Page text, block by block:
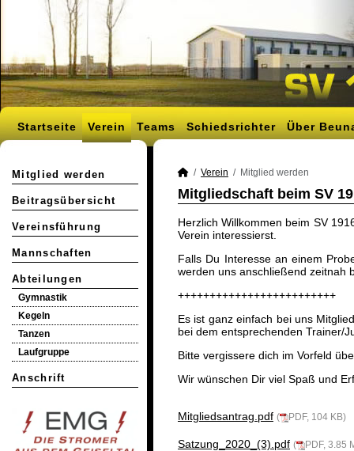
Startseite Verein Teams Schiedsrichter Über
Mitglied werden
Beitragsübersicht
Vereinsführung
Mannschaften
Abteilungen
Gymnastik
Kegeln
Tanzen
Laufgruppe
Anschrift
Verein Mitglied werden
Mitgliedschaft beim SV
Herzlich Willkommen beim SV
Verein interessierst.
Falls Du Interesse an einem
werden uns anschließend zeitnah
+++++++++++++++++++++++++
Es ist ganz einfach bei uns
bei dem entsprechenden Trainer/
Bitte vergissere dich im Vorfeld
Wir wünschen Dir viel Spaß und
Mitgliedsantrag.pdf ( PDF, 104 KB)
Satzung_2020_(3).pdf ( PDF, 3.85